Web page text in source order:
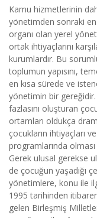
Kamu hizmetlerinin
yönetimden sonraki
organı olan yerel
ortak ihtiyaçlarını
kurumlardır. Bu
toplumun yapısını,
en kısa sürede ve
yönetimin bir
fazlasını oluşturan
ortamları oldukça
çocukların ihtiyaçları
programlarında
Gerek ulusal gerekse
de çocuğun yaşadığı
yönetimlere, konu ile
1995 tarihinden
gelen Birleşmiş